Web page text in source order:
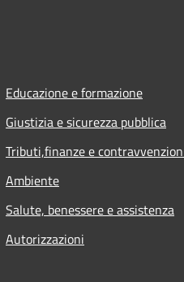
Educazione e formazione
Giustizia e sicurezza pubblica
Tributi,finanze e
Ambiente
Salute, benessere e assistenza
Autorizzazioni